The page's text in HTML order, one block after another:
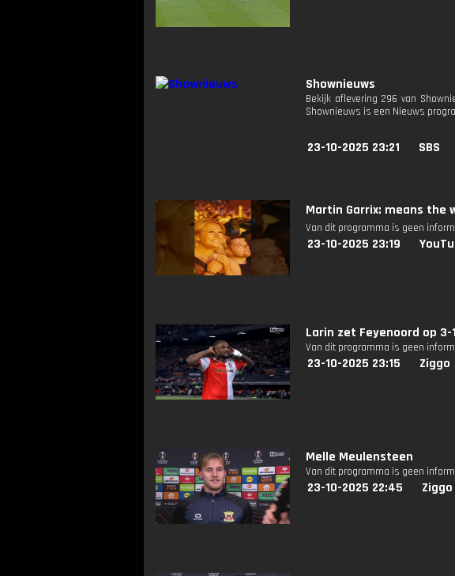
Shownieuws
Bekijk aflevering 296 van
Shownieuws is een Nieuws
23-10-2025 23:21 SBS
Martin Garrix: means
Van dit programma is geen
23-10-2025 23:19
Larin zet Feyenoord op 3-
Van dit programma is geen
23-10-2025 23:15 Ziggo
Melle Meulensteen
Van dit programma is geen
23-10-2025 22:45 Ziggo